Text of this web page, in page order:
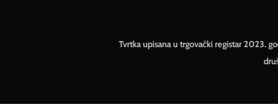
Tvrtka upisana u trgovački registar 2023.